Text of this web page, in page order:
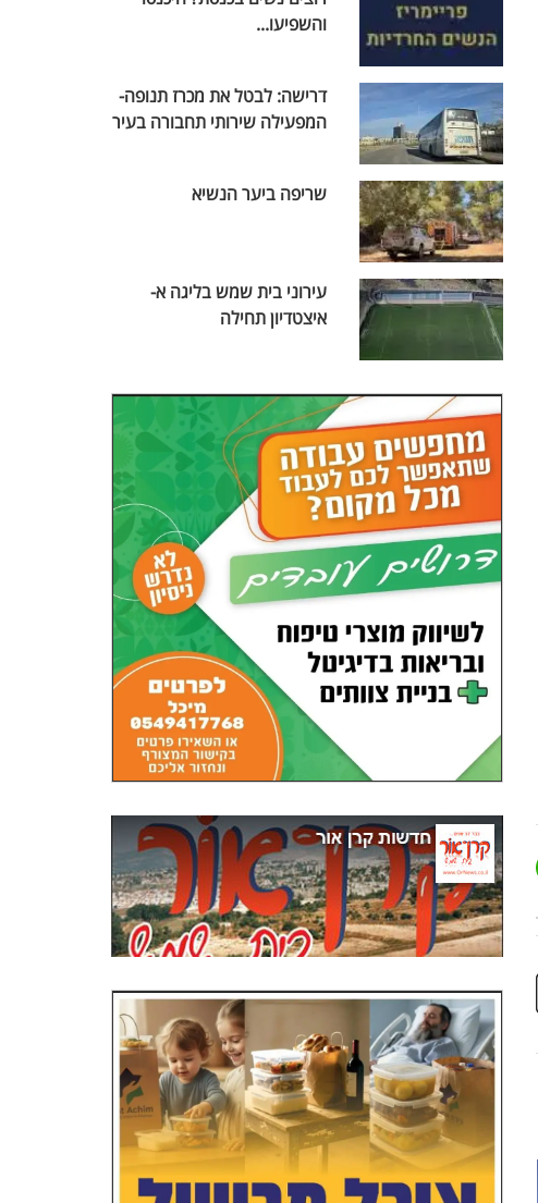
והשפיעו...
דרישה: לבטל את מכרז תנופה-
המפעילה שירותי תחבורה בעיר
שריפה ביער הנשיא
עירוני בית שמש בליגה א-
איצטדיון תחילה